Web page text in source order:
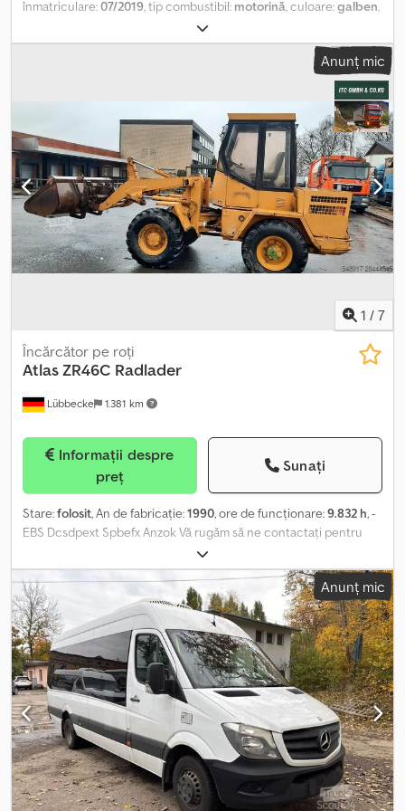
înmatriculare:07/2019 , tip combustibil: motorină , culoare:galben
, suspensie:
h, Miniexcavator diesel, 10 kW, an fabricație 2019, 724 ore de
funcționare, șasiu reglabil hidraulic, cadru de protecție rabatabil,
cuplaj rapid Lehnhoff MS01, cupă de săpătură Lehnhoff din 2022.
PENTRU NOI, STAREA ȘI SENZAȚIA SUNT ESENȚIALE, PREȚUL ESTE
PE LOCUL DOI. Pentru detalii suplimentare îl puteți contacta pe
domnul Faller la numărul indicat. //*SCHIMB, BUY-BACK SAU
GARANTAREA VEHICULULUI DVS., PRECUM ȘI FINANȚARE
POSIBILĂ! Toate informațiile sunt fără garanție.* Mai multe oferte
găsiți pe site-ul nostru. Descrierea și datele furnizate nu
reprezintă o asigurare și nu sunt obligatorii. Obligatoriu este
contractul de vânzare-cumpărare semnat la achiziționarea
vehiculului în showroom. Ne rezervăm dreptul la erori și vânzare
intermediară! Dsdpfovicy Hsx Anzjck
Anunț mic
1 / 7
Lübbecke 1.381 km
Încărcător pe roți
AtlasZR46C Radlader
preț
Sunați
Stare:folosit, An de fabricație:1990, ore de funcționare:9.832 h, -
EBS Dcsdpext Spbefx Anzok Vă rugăm să ne contactați pentru
Anunț mic